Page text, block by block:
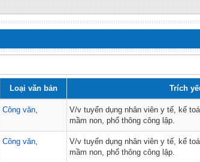
Loại văn bản Trích
Công văn,
V/v tuyển dụng nhân viên y tế, kế
mầm non, phổ thông công lập.
Công văn,
V/v tuyển dụng nhân viên y tế, kế
mầm non, phổ thông công lập.